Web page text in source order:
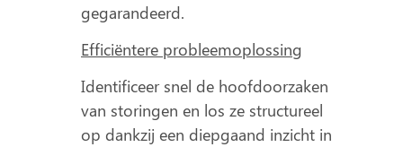
gegarandeerd.
Efficiëntere probleemoplossing
Identificeer snel de hoofdoorzaken
van storingen en los ze structureel
op dankzij een diepgaand inzicht in